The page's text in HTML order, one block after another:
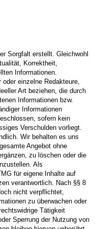
Sorgfalt erstellt. Gleichwohl
Korrektheit,
Informationen.
oder einzelne Redakteure,
Art beziehen, die durch
Informationen bzw.
Informationen
sofern kein
Verschulden vorliegt.
Wir behalten es uns
Angebot ohne
zu löschen oder die
Als
für eigene Inhalte auf
verantwortlich. Nach §§ 8
nicht verpflichtet,
zu überwachen oder
Tätigkeit
Sperrung der Nutzung von